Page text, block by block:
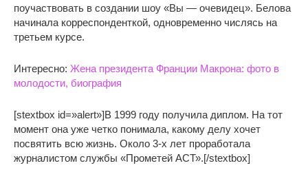
поучаствовать в создании шоу «Вы — очевидец». Белова
начинала корреспонденткой, одновременно числясь на
третьем курсе.
Интересно: Жена президента Франции Макрона: фото в
молодости, биография
[stextbox id=»alert»]В 1999 году получила диплом. На тот
момент она уже четко понимала, какому делу хочет
посвятить всю жизнь. Около 3-х лет проработала
журналистом службы «Прометей АСТ».[/stextbox]